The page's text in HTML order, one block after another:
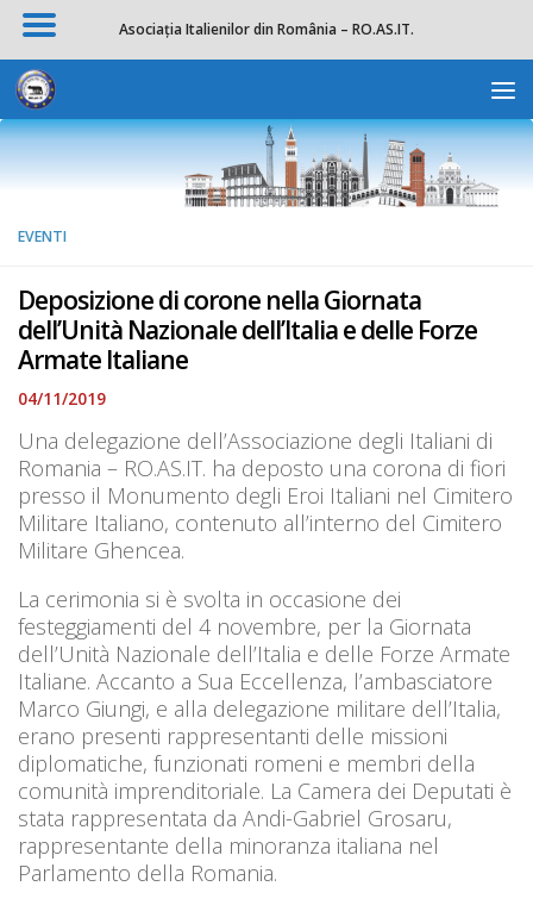
Apri la
Salta al contenuto
EVENTI
Deposizione di corone nella Giornata
dell’Unità Nazionale dell’Italia e delle Forze
Armate Italiane
04/11/2019
Una delegazione dell’Associazione degli Italiani di
Romania – RO.AS.IT. ha deposto una corona di fiori
presso il Monumento degli Eroi Italiani nel Cimitero
Militare Italiano, contenuto all’interno del Cimitero
Militare Ghencea.
La cerimonia si è svolta in occasione dei
festeggiamenti del 4 novembre, per la Giornata
dell’Unità Nazionale dell’Italia e delle Forze Armate
Italiane. Accanto a Sua Eccellenza, l’ambasciatore
Marco Giungi, e alla delegazione militare dell’Italia,
erano presenti rappresentanti delle missioni
diplomatiche, funzionati romeni e membri della
comunità imprenditoriale. La Camera dei Deputati è
stata rappresentata da Andi-Gabriel Grosaru,
rappresentante della minoranza italiana nel
Parlamento della Romania.
Asociația Italienilor din România – RO.AS.IT.